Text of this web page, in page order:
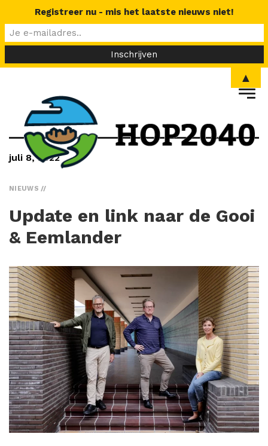
juli 8, 2022
NIEUWS
Update en link naar de Gooi
& Eemlander
Registreer nu - mis het laatste nieuws niet!
▲